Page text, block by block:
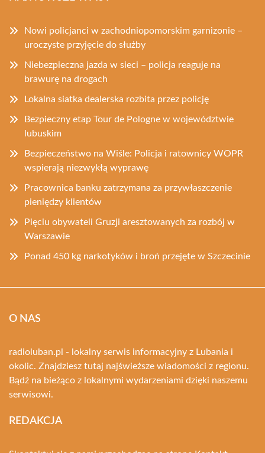
Nowi policjanci w zachodniopomorskim garnizonie –
uroczyste przyjęcie do służby
Niebezpieczna jazda w sieci – policja reaguje na
brawurę na drogach
Lokalna siatka dealerska rozbita przez policję
Bezpieczny etap Tour de Pologne w województwie
lubuskim
Bezpieczeństwo na Wiśle: Policja i ratownicy WOPR
wspierają niezwykłą wyprawę
Pracownica banku zatrzymana za przywłaszczenie
pieniędzy klientów
Pięciu obywateli Gruzji aresztowanych za rozbój w
Warszawie
Ponad 450 kg narkotyków i broń przejęte w Szczecinie
O NAS
radioluban.pl - lokalny serwis informacyjny z Lubania i
okolic. Znajdziesz tutaj najświeższe wiadomości z regionu.
Bądź na bieżąco z lokalnymi wydarzeniami dzięki naszemu
serwisowi.
REDAKCJA